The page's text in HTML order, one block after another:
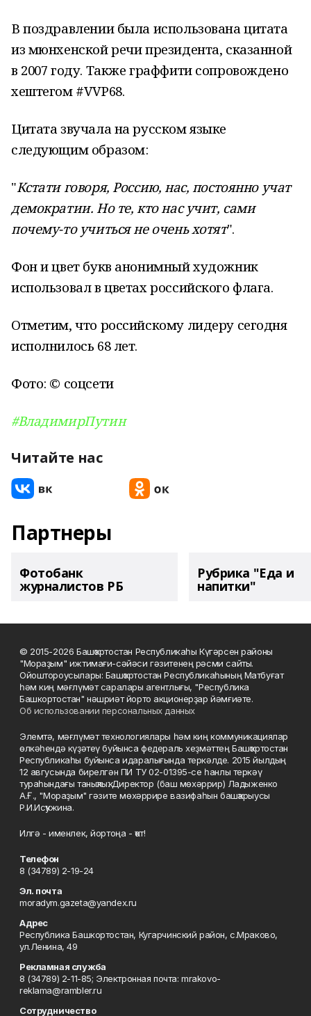
В поздравлении была использована цитата
из мюнхенской речи президента, сказанной
в 2007 году. Также граффити сопровождено
хештегом #VVP68.
Цитата звучала на русском языке
следующим образом:
"Кстати говоря, Россию, нас, постоянно учат
демократии. Но те, кто нас учит, сами
почему-то учиться не очень хотят".
Фон и цвет букв анонимный художник
использовал в цветах российского флага.
Отметим, что российскому лидеру сегодня
исполнилось 68 лет.
Фото: © соцсети
#ВладимирПутин
Читайте нас
Партнеры
Фотобанк
журналистов РБ
Рубрика "Еда и
напитки"
© 2015-2026 Башҡортостан Республикаһы Күгәрсен районы
"Мораҙым" ижтимағи-сәйәси гәзитенең рәсми сайты.
Ойоштороусылары: Башҡортостан Республикаһының Матбуғат
һәм киң мәғлүмәт саралары агентлығы, "Республика
Башкортостан" нәшриәт йорто акционерҙар йәмғиәте.
Об использовании персональных данных
Элемтә, мәғлүмәт технологиялары һәм киң коммуникациялар
өлкәһендә күҙәтеү буйынса федераль хеҙмәттең Башҡортостан
Республикаһы буйынса идаралығында теркәлде. 2015 йылдың
12 авгусында бирелгән ПИ ТУ 02-01395-се һанлы теркәү
тураһындағы таныҡлыҡ. Директор (баш мөхәррир) Ладыженко
А.Ғ., "Мораҙым" гәзите мөхәррире вазифаһын башҡарыусы
Р.И.Исҡужина.
Илгә - именлек, йортоңа - ҡот!
Телефон
8 (34789) 2-19-24
Эл. почта
moradym.gazeta@yandex.ru
Адрес
Республика Башкортостан, Кугарчинский район, с.Мраково,
ул.Ленина, 49
Рекламная служба
8 (34789) 2-11-85; Электронная почта: mrakovo-
reklama@rambler.ru
Сотрудничество